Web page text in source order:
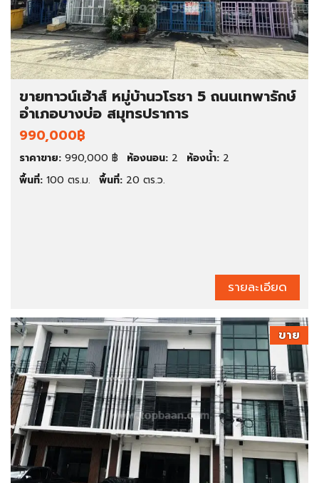
ขายทาวน์เฮ้าส์ หมู่บ้านวโรชา 5 ถนนเทพารักษ์
อำเภอบางบ่อ สมุทรปราการ
990,000฿
ราคาขาย: 990,000 ฿ ห้องนอน: 2 ห้องน้ำ: 2
พื้นที่: 100 ตร.ม. พื้นที่: 20 ตร.ว.
รายละเอียด
ขาย